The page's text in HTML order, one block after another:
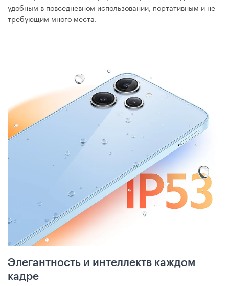
удобным в повседневном использовании, портативным и не
требующим много места.
Элегантность и интеллектв каждом
кадре